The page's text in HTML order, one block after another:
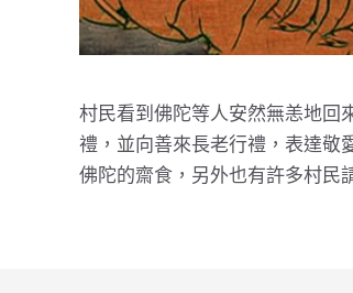
村民看到佛陀等人安然無恙地回
禮，並向善來長老行禮，表達敬
佛陀的齋食，另外也有許多村民